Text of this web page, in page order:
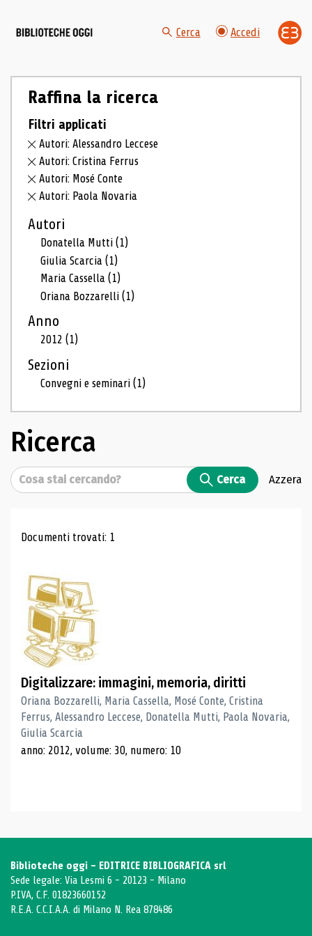
Cerca Accedi
Raffina la ricerca
Filtri applicati
Autori: Alessandro Leccese
Autori: Cristina Ferrus
Autori: Mosé Conte
Autori: Paola Novaria
Autori
Donatella Mutti(1)
Giulia Scarcia(1)
Maria Cassella(1)
Oriana Bozzarelli(1)
Anno
2012(1)
Sezioni
Convegni e seminari(1)
Ricerca
Cerca Cerca Azzera
Risultati di ricerca
Documenti trovati: 1
Digitalizzare: immagini, memoria, diritti
Oriana Bozzarelli, Maria Cassella, Mosé Conte, Cristina
Ferrus, Alessandro Leccese, Donatella Mutti, Paola Novaria,
Giulia Scarcia
anno: 2012, volume: 30, numero: 10
Biblioteche oggi - EDITRICE BIBLIOGRAFICA srl
Sede legale: Via Lesmi 6 - 20123 - Milano
P.IVA, C.F. 01823660152
R.E.A. C.C.I.A.A. di Milano N. Rea 878486